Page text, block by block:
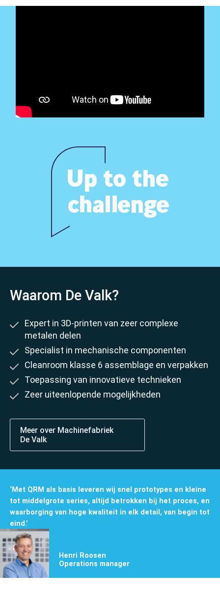
Over de groep
Specialismen
Waarom De Valk?
Expert in 3D-printen van zeer complexe
metalen delen
Specialist in mechanische componenten
Cleanroom klasse 6 assemblage en verpakken
Toepassing van innovatieve technieken
Zeer uiteenlopende mogelijkheden
Meer over Machinefabriek
De Valk
‘Met QRM als basis leveren wij snel prototypes en kleine
tot middelgrote series, altijd betrokken bij het proces, en
waarborging van hoge kwaliteit in elk detail, van begin tot
eind.’
Henri Roosen
Operations manager